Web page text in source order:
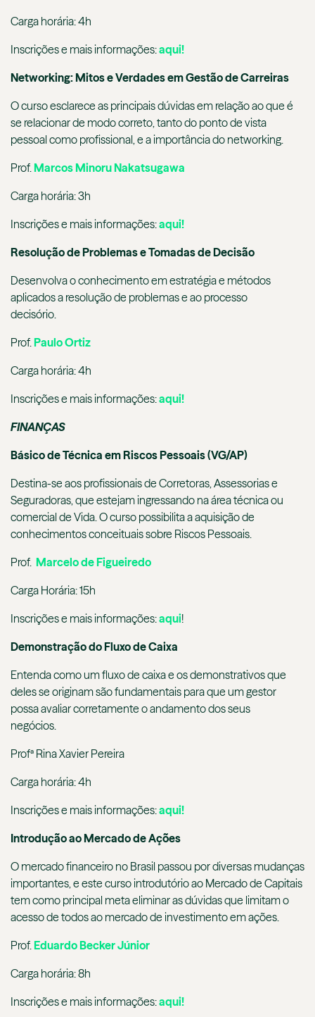
Carga horária: 4h
Inscrições e mais informações:aqui!
Networking: Mitos e Verdades em Gestão de Carreiras
O curso esclarece as principais dúvidas em relação ao que é
se relacionar de modo correto, tanto do ponto de vista
pessoal como profissional, e a importância do networking.
Prof.Marcos Minoru Nakatsugawa
Carga horária: 3h
Inscrições e mais informações:aqui!
Resolução de Problemas e Tomadas de Decisão
Desenvolva o conhecimento em estratégia e métodos
aplicados a resolução de problemas e ao processo
decisório.
Prof.Paulo Ortiz
Carga horária: 4h
Inscrições e mais informações:aqui!
FINANÇAS
Básico de Técnica em Riscos Pessoais (VG/AP)
Destina-se aos profissionais de Corretoras, Assessorias e
Seguradoras, que estejam ingressando na área técnica ou
comercial de Vida. O curso possibilita a aquisição de
conhecimentos conceituais sobre Riscos Pessoais.
Prof. Marcelo de Figueiredo
Carga Horária: 15h
Inscrições e mais informações:aqui!
Demonstração do Fluxo de Caixa
Entenda como um fluxo de caixa e os demonstrativos que
deles se originam são fundamentais para que um gestor
possa avaliar corretamente o andamento dos seus
negócios.
Profª Rina Xavier Pereira
Carga horária: 4h
Inscrições e mais informações:aqui!
Introdução ao Mercado de Ações
O mercado financeiro no Brasil passou por diversas mudanças
importantes, e este curso introdutório ao Mercado de Capitais
tem como principal meta eliminar as dúvidas que limitam o
acesso de todos ao mercado de investimento em ações.
Prof.Eduardo Becker Júnior
Carga horária: 8h
Inscrições e mais informações:aqui!